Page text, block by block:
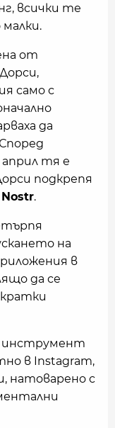
всички те
от
само с
да
тя е
подкрепя
Nostr.
на
в
да се
инструмент
в Instagram,
натоварено с